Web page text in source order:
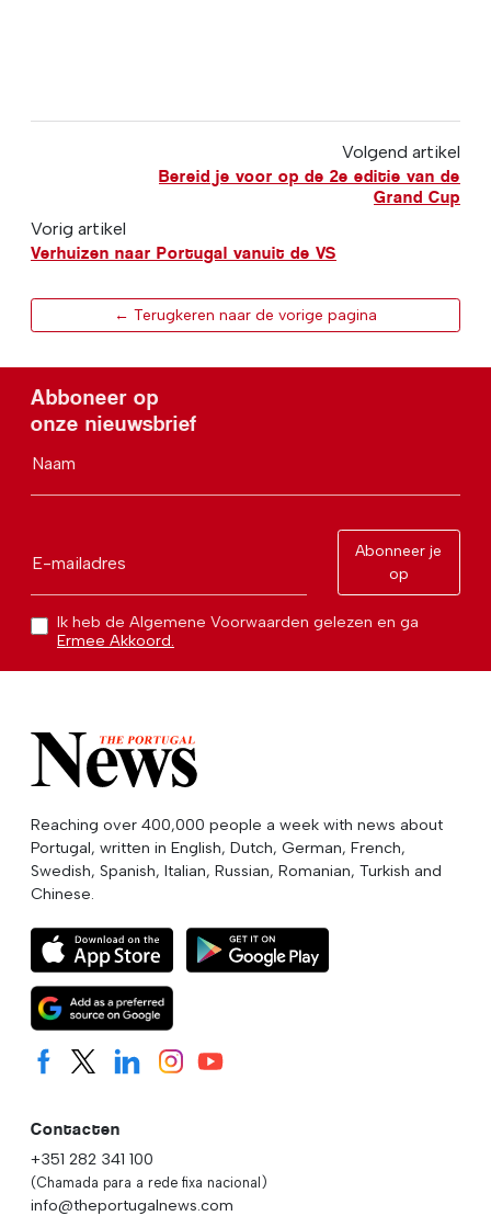
Volgend artikel
Bereid je voor op de 2e editie van de
Grand Cup
Vorig artikel
Verhuizen naar Portugal vanuit de VS
← Terugkeren naar de vorige pagina
Abboneer op
onze nieuwsbrief
Naam
E-mailadres
Abonneer je
op
Ik heb de Algemene Voorwaarden gelezen en ga
Ermee Akkoord.
Reaching over 400,000 people a week with news about
Portugal, written in English, Dutch, German, French,
Swedish, Spanish, Italian, Russian, Romanian, Turkish and
Chinese.
Contacten
+351 282 341 100
(Chamada para a rede fixa nacional)
info@theportugalnews.com